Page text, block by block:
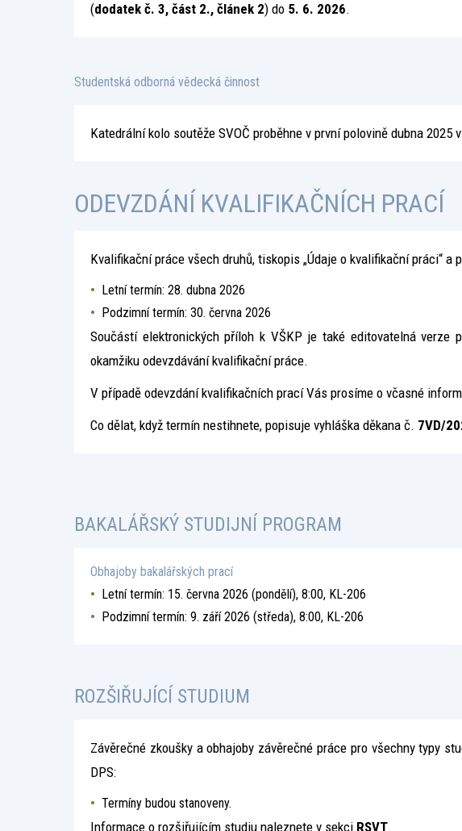
(dodatek č. 3, část 2., článek 2) do 5. 6. 2026.
Studentská odborná vědecká činnost
Katedrální kolo soutěže SVOČ proběhne v první polovině dubna 2025
ODEVZDÁNÍ KVALIFIKAČNÍCH PRACÍ
Kvalifikační práce všech druhů, tiskopis „Údaje o kvalifikační práci“
Letní termín: 28. dubna 2026
Podzimní termín: 30. června 2026
Součástí elektronických příloh k VŠKP je také editovatelná verze
okamžiku odevzdávání kvalifikační práce.
V případě odevzdání kvalifikačních prací Vás prosíme o včasné
Co dělat, když termín nestihnete, popisuje vyhláška děkana č. 7VD/
BAKALÁŘSKÝ STUDIJNÍ PROGRAM
Obhajoby bakalářských prací
Letní termín: 15. června 2026 (pondělí), 8:00, KL-206
Podzimní termín: 9. září 2026 (středa), 8:00, KL-206
ROZŠIŘUJÍCÍ STUDIUM
Závěrečné zkoušky a obhajoby závěrečné práce pro všechny typy
DPS:
Termíny budou stanoveny.
Informace o rozšiřujícím studiu naleznete v sekci RSVT.